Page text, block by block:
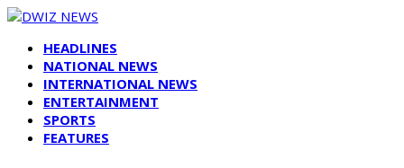
HEADLINES
NATIONAL NEWS
INTERNATIONAL NEWS
ENTERTAINMENT
SPORTS
FEATURES